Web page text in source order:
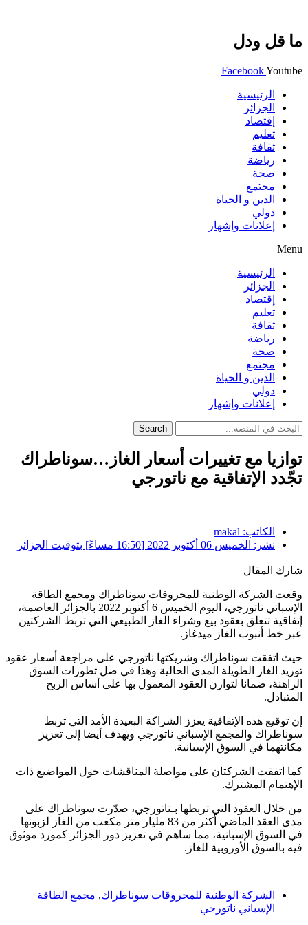
ما قل ودل
FacebookYoutube
الرئيسية
الجزائر
إقتصاد
تعليم
ثقافة
رياضة
صحة
مجتمع
الدين و الحياة
دولي
إعلانات وإشهار
Menu
الرئيسية
الجزائر
إقتصاد
تعليم
ثقافة
رياضة
صحة
مجتمع
الدين و الحياة
دولي
إعلانات وإشهار
Search
توازيا مع تغييرات أسعار الغاز…سوناطراك
تجّدد الإتفاقية مع ناتورجي
الكاتب: makal
نشر: الخميس 06 أكتوبر 2022 [16:50 مساءً] بتوقيت الجزائر
شارك المقال
وقعت الشركة الوطنية للمحروقات سوناطراك ومجمع الطاقة
الإسباني ناتورجي، اليوم الخميس 6 أكتوبر 2022 بالجزائر العاصمة،
إتفاقية تتعلق بعقود بيع وشراء الغاز الطبيعي التي تربط الشركتين
عبر خط أنبوب الغاز ميدغاز.
حيث اتفقت سوناطراك وشريكتها ناتورجي على مراجعة أسعار عقود
توريد الغاز الطويلة المدى الحالية وهذا في ضل تطورات السوق
الراهنة، ضمانا لتوازن العقود المعمول بها على أساس الربح
المتبادل.
إن توقيع هذه الإتفاقية يعزز الشراكة البعيدة الأمد التي تربط
سوناطراك والمجمع الإسباني ناتورجي ويهدف أيضا إلى تعزيز
مكانتهما في السوق الإسبانية.
كما اتفقت الشركتان على مواصلة المناقشات حول المواضيع ذات
الإهتمام المشترك.
من خلال العقود التي تربطها بـناتورجي، صدّرت سوناطراك على
مدى العقد الماضي أكثر من 83 مليار متر مكعب من الغاز لزبونها
في السوق الإسبانية، مما ساهم في تعزيز دور الجزائر كمورد موثوق
فيه بالسوق الأوروبية للغاز.
الشركة الوطنية للمحروقات سوناطراك, مجمع الطاقة
الإسباني ناتورجي